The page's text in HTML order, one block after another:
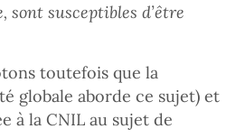
sont susceptibles d’être
toutefois que la
globale aborde ce sujet) et
à la CNIL au sujet de